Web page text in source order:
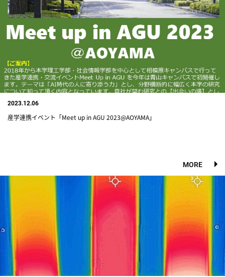
2023.12.06
産学連携イベント「Meet up in AGU 2023@AOYAMA」
MORE